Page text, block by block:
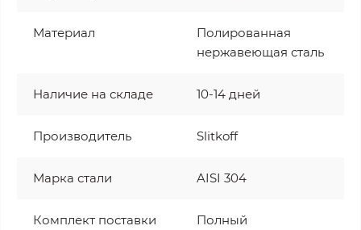
Материал
Полированная
нержавеющая сталь
Наличие на складе 10-14 дней
Производитель Slitkoff
Марка стали AISI 304
Комплект поставки
Полный